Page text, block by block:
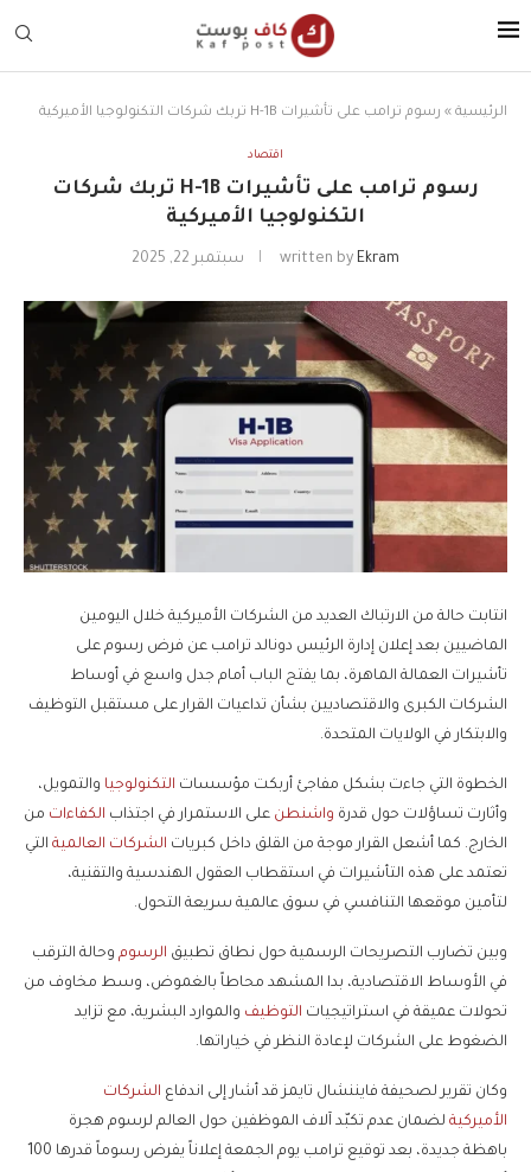
الرئيسية » رسوم ترامب على تأشيرات H-1B تربك شركات التكنولوجيا الأميركية
اقتصاد
رسوم ترامب على تأشيرات H-1B تربك شركات
التكنولوجيا الأميركية
written by Ekram سبتمبر 22, 2025
انتابت حالة من الارتباك العديد من الشركات الأميركية خلال اليومين
الماضيين بعد إعلان إدارة الرئيس دونالد ترامب عن فرض رسوم على
تأشيرات العمالة الماهرة، بما يفتح الباب أمام جدل واسع في أوساط
الشركات الكبرى والاقتصاديين بشأن تداعيات القرار على مستقبل التوظيف
والابتكار في الولايات المتحدة.
الخطوة التي جاءت بشكل مفاجئ أربكت مؤسسات التكنولوجيا والتمويل،
وأثارت تساؤلات حول قدرة واشنطن على الاستمرار في اجتذاب الكفاءات من
الخارج. كما أشعل القرار موجة من القلق داخل كبريات الشركات العالمية التي
تعتمد على هذه التأشيرات في استقطاب العقول الهندسية والتقنية،
لتأمين موقعها التنافسي في سوق عالمية سريعة التحول.
وبين تضارب التصريحات الرسمية حول نطاق تطبيق الرسوم وحالة الترقب
في الأوساط الاقتصادية، بدا المشهد محاطاً بالغموض، وسط مخاوف من
تحولات عميقة في استراتيجيات التوظيف والموارد البشرية، مع تزايد
الضغوط على الشركات لإعادة النظر في خياراتها.
وكان تقرير لصحيفة فايننشال تايمز قد أشار إلى اندفاع الشركات
الأميركية لضمان عدم تكبّد آلاف الموظفين حول العالم لرسوم هجرة
باهظة جديدة، بعد توقيع ترامب يوم الجمعة إعلاناً يفرض رسوماً قدرها 100